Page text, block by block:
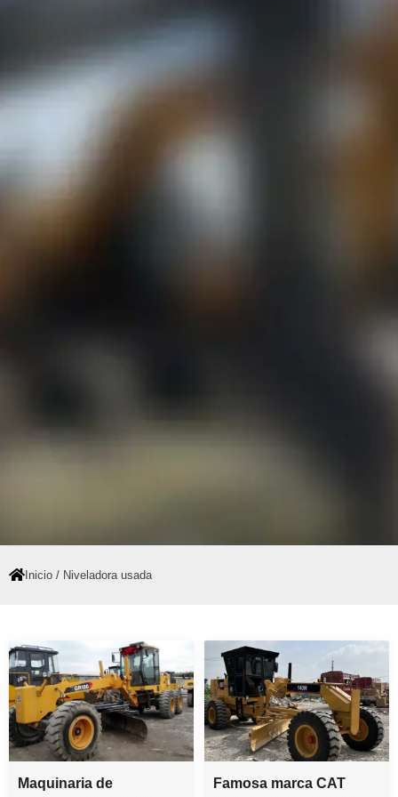
Inicio / Niveladora usada
Maquinaria de
Famosa marca CAT
Página